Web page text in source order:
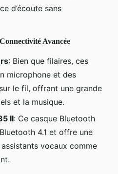
d’écoute sans
Avancée
: Bien que filaires, ces
microphone et des
le fil, offrant une grande
et la musique.
II: Ce casque Bluetooth
4.1 et offre une
vocaux comme